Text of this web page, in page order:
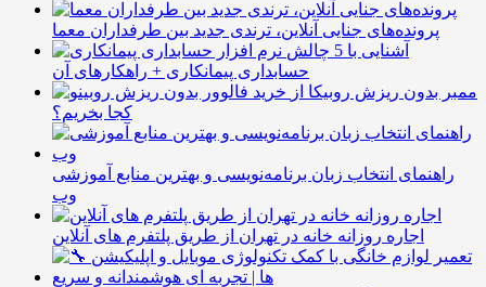
پرونده‌های جنایی آنلاین، ترندی جدید بین طرفداران معما
آشنایی با 5 چالش
حسابداری پیمانکاری + راهکارهای آن
ممبر بدون ریزش روبیکا از
کجا بخریم؟
راهنمای انتخاب زبان برنامه‌نویسی و بهترین منابع آموزشی
وب
اجاره روزانه خانه در تهران از طریق پلتفرم های آنلاین